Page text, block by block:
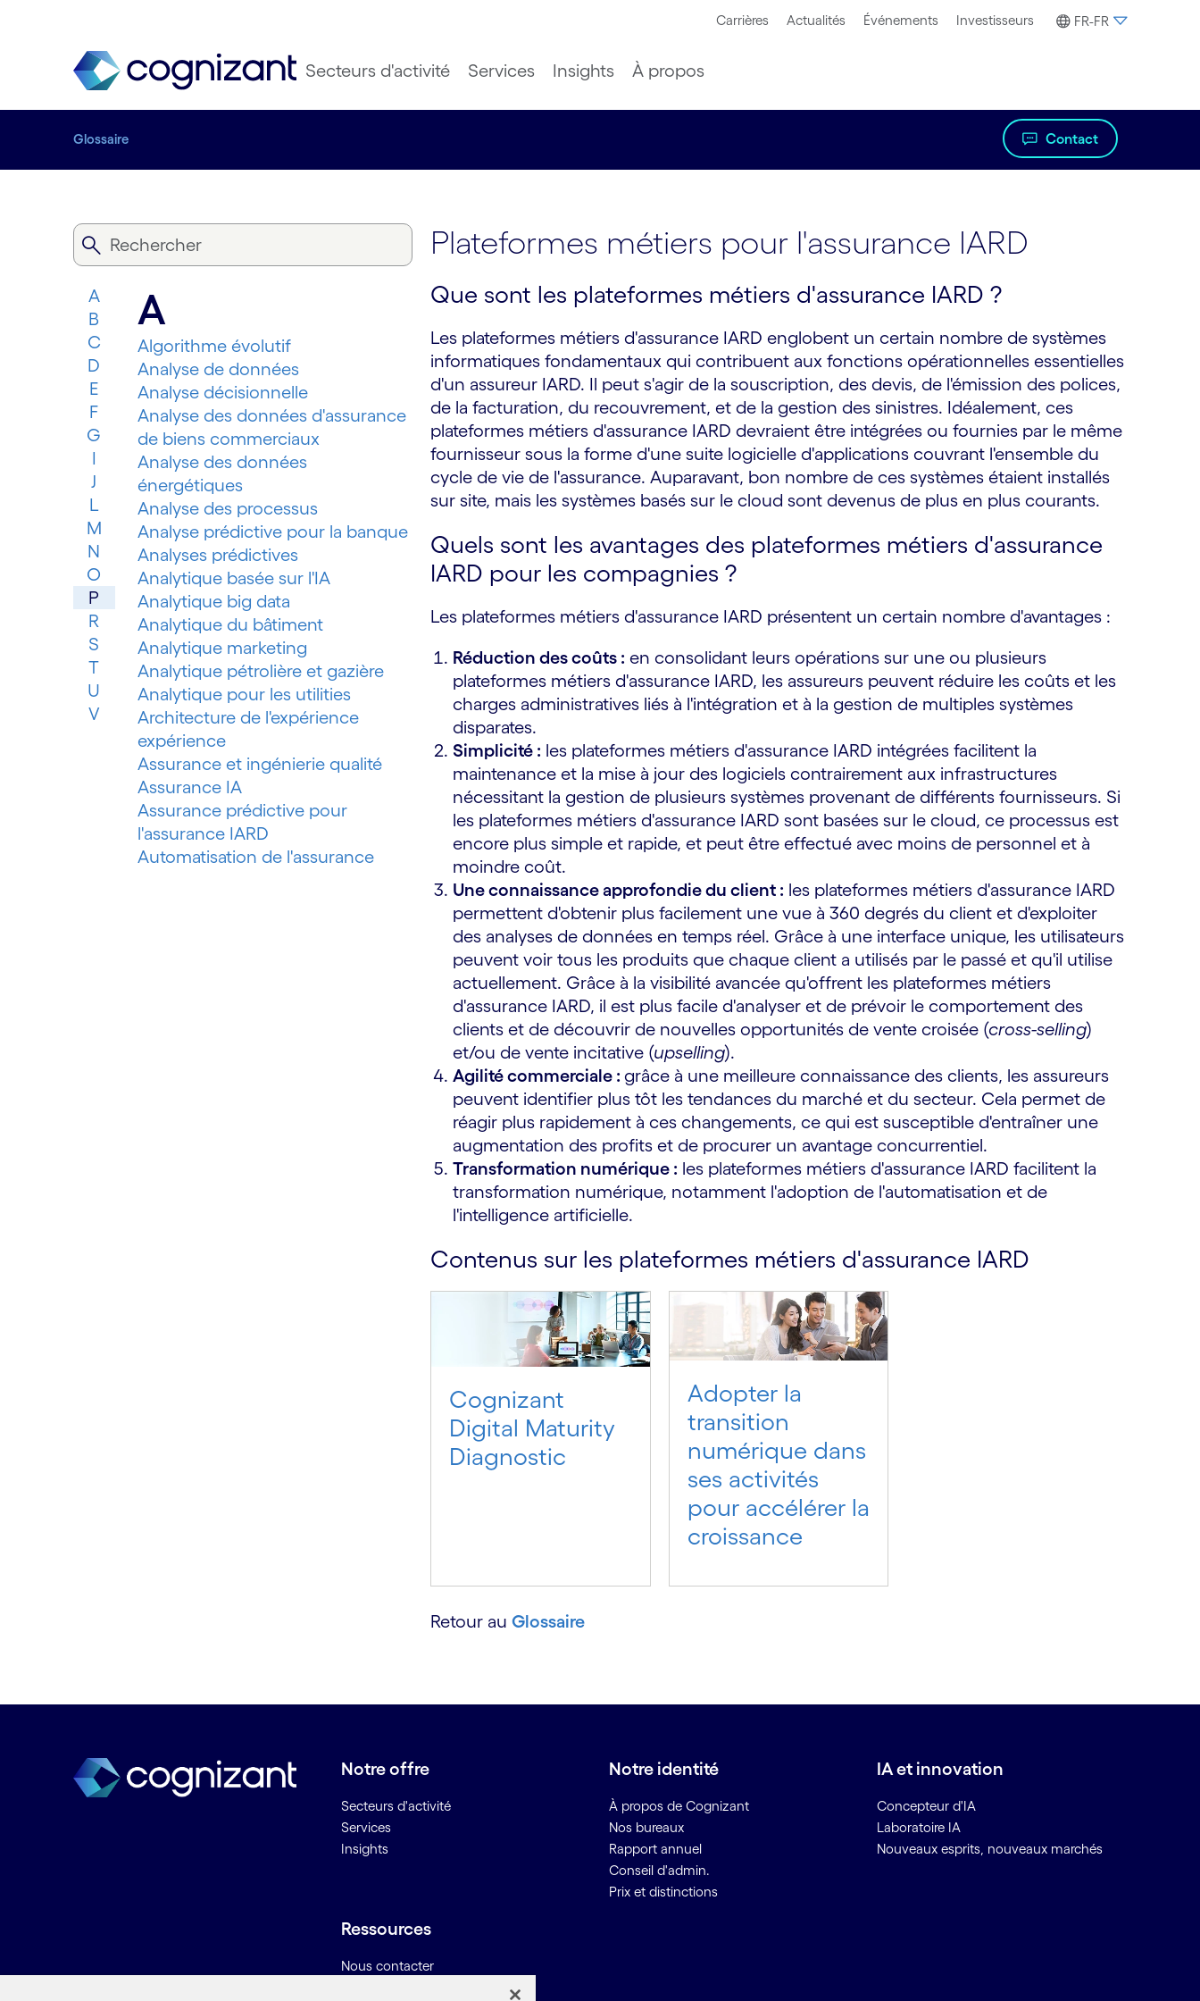
Carrières Actualités Événements Investisseurs FR-FR
Secteurs d'activité Services Insights À propos
Glossaire Contact
A
B
C
D
E
F
G
I
J
L
M
N
O
P
R
S
T
U
V
A
Algorithme évolutif
Analyse de données
Analyse décisionnelle
Analyse des données d'assurance
de biens commerciaux
Analyse des données
énergétiques
Analyse des processus
Analyse prédictive pour la banque
Analyses prédictives
Analytique basée sur l'IA
Analytique big data
Analytique du bâtiment
Analytique marketing
Analytique pétrolière et gazière
Analytique pour les utilities
Architecture de l'expérience
expérience
Assurance et ingénierie qualité
Assurance IA
Assurance prédictive pour
l'assurance IARD
Automatisation de l'assurance
Chaîne logistique du pétrole et
du gaz
Champ pétrolier numérique
Plateformes métiers pour l'assurance IARD
Que sont les plateformes métiers d'assurance IARD ?
Les plateformes métiers d'assurance IARD englobent un certain nombre de systèmes
informatiques fondamentaux qui contribuent aux fonctions opérationnelles essentielles
d'un assureur IARD. Il peut s'agir de la souscription, des devis, de l'émission des polices,
de la facturation, du recouvrement, et de la gestion des sinistres. Idéalement, ces
plateformes métiers d'assurance IARD devraient être intégrées ou fournies par le même
fournisseur sous la forme d'une suite logicielle d'applications couvrant l'ensemble du
cycle de vie de l'assurance. Auparavant, bon nombre de ces systèmes étaient installés
sur site, mais les systèmes basés sur le cloud sont devenus de plus en plus courants.
Quels sont les avantages des plateformes métiers d'assurance
IARD pour les compagnies ?
Les plateformes métiers d'assurance IARD présentent un certain nombre d'avantages :
Réduction des coûts : en consolidant leurs opérations sur une ou plusieurs
plateformes métiers d'assurance IARD, les assureurs peuvent réduire les coûts et les
charges administratives liés à l'intégration et à la gestion de multiples systèmes
disparates.
Simplicité : les plateformes métiers d'assurance IARD intégrées facilitent la
maintenance et la mise à jour des logiciels contrairement aux infrastructures
nécessitant la gestion de plusieurs systèmes provenant de différents fournisseurs. Si
les plateformes métiers d'assurance IARD sont basées sur le cloud, ce processus est
encore plus simple et rapide, et peut être effectué avec moins de personnel et à
moindre coût.
Une connaissance approfondie du client : les plateformes métiers d'assurance IARD
permettent d'obtenir plus facilement une vue à 360 degrés du client et d'exploiter
des analyses de données en temps réel. Grâce à une interface unique, les utilisateurs
peuvent voir tous les produits que chaque client a utilisés par le passé et qu'il utilise
actuellement. Grâce à la visibilité avancée qu'offrent les plateformes métiers
d'assurance IARD, il est plus facile d'analyser et de prévoir le comportement des
clients et de découvrir de nouvelles opportunités de vente croisée (cross-selling)
et/ou de vente incitative (upselling).
Agilité commerciale : grâce à une meilleure connaissance des clients, les assureurs
peuvent identifier plus tôt les tendances du marché et du secteur. Cela permet de
réagir plus rapidement à ces changements, ce qui est susceptible d'entraîner une
augmentation des profits et de procurer un avantage concurrentiel.
Transformation numérique : les plateformes métiers d'assurance IARD facilitent la
transformation numérique, notamment l'adoption de l'automatisation et de
l'intelligence artificielle.
Contenus sur les plateformes métiers d'assurance IARD
Cognizant
Digital Maturity
Diagnostic
Adopter la
transition
numérique dans
ses activités
pour accélérer la
croissance
Retour au Glossaire
Notre offre
Secteurs d'activité
Services
Insights
Notre identité
À propos de Cognizant
Nos bureaux
Rapport annuel
Conseil d'admin.
Prix et distinctions
IA et innovation
Concepteur d'IA
Laboratoire IA
Nouveaux esprits, nouveaux marchés
Ressources
Nous contacter